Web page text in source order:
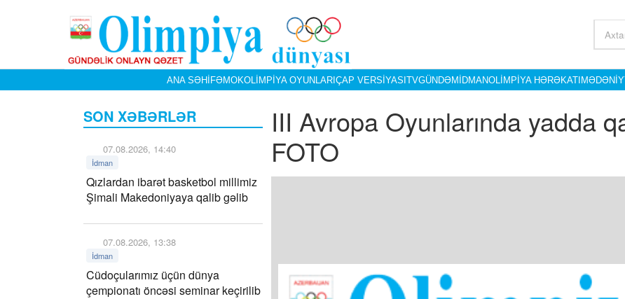
ANA SƏHIFƏMOKOLIMPIYA OYUNLARIÇAP VERSIYASITVGÜNDƏMİDMANOLIMPIYA HƏRƏKATI
SON XƏBƏRLƏR
07.08.2026, 14:40
İdman
Qızlardan ibarət basketbol millimiz
Şimali Makedoniyaya qalib gəlib
07.08.2026, 13:38
İdman
Cüdoçularımız üçün dünya
çempionatı öncəsi seminar keçirilib
III Avropa Oyunlarında yadda
FOTO